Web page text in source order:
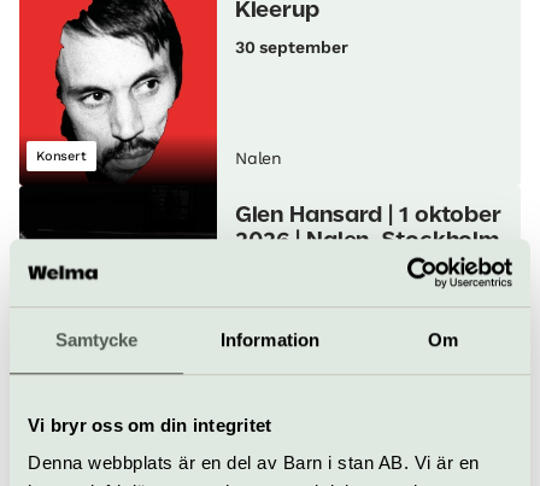
Samtycke Information Om
Vi bryr oss om din integritet
Denna webbplats är en del av Barn i stan AB. Vi är en
Konsert
Kleerup
30 september
Nalen
Glen Hansard | 1 oktober
2026 | Nalen, Stockholm
Allie X
1 oktober